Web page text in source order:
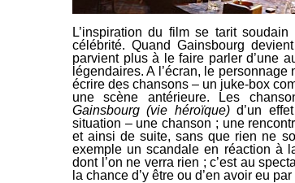
L’inspiration du film se tarit
célébrité. Quand Gainsbourg
parvient plus à le faire parlerd’une
légendaires. A l’écran, le
écrire des chansons – un juke-box
une scène antérieure. Les
Gainsbourg (vie héroïque)d’un
situation – une chanson ; une
et ainsi de suite, sans que rien ne
exemple un scandale en réaction à
dont l’on ne verra rien ; c’est au
la chance d’y être ou d’en avoir eu